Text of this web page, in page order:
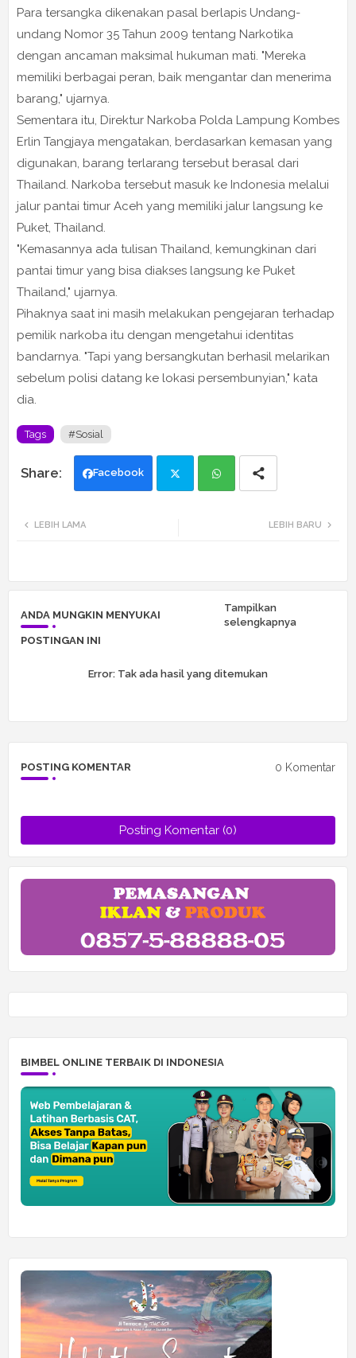
Para tersangka dikenakan pasal berlapis Undang-
undang Nomor 35 Tahun 2009 tentang Narkotika
dengan ancaman maksimal hukuman mati. "Mereka
memiliki berbagai peran, baik mengantar dan menerima
barang," ujarnya.
Sementara itu, Direktur Narkoba Polda Lampung Kombes
Erlin Tangjaya mengatakan, berdasarkan kemasan yang
digunakan, barang terlarang tersebut berasal dari
Thailand. Narkoba tersebut masuk ke Indonesia melalui
jalur pantai timur Aceh yang memiliki jalur langsung ke
Puket, Thailand.
"Kemasannya ada tulisan Thailand, kemungkinan dari
pantai timur yang bisa diakses langsung ke Puket
Thailand," ujarnya.
Pihaknya saat ini masih melakukan pengejaran terhadap
pemilik narkoba itu dengan mengetahui identitas
bandarnya. "Tapi yang bersangkutan berhasil melarikan
sebelum polisi datang ke lokasi persembunyian," kata
dia.
Tags #Sosial
Facebook
LEBIH BARU
LEBIH LAMA
ANDA MUNGKIN MENYUKAI
POSTINGAN INI
Tampilkan
selengkapnya
Error: Tak ada hasil yang ditemukan
POSTING KOMENTAR 0 Komentar
Posting Komentar (0)
BIMBEL ONLINE TERBAIK DI INDONESIA